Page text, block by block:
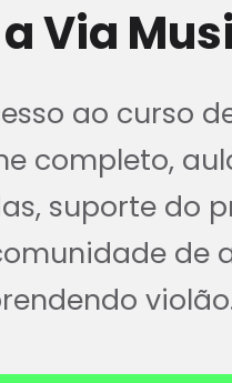
Via
ao curso
completo,
suporte do
de